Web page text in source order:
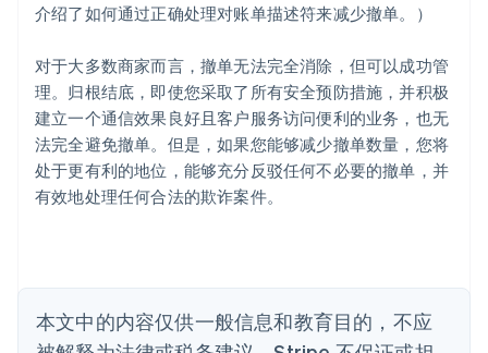
介绍了如何通过正确处理对账单描述符来减少撤单。）
对于大多数商家而言，撤单无法完全消除，但可以成功管
理。归根结底，即使您采取了所有安全预防措施，并积极
建立一个通信效果良好且客户服务访问便利的业务，也无
法完全避免撤单。但是，如果您能够减少撤单数量，您将
处于更有利的地位，能够充分反驳任何不必要的撤单，并
有效地处理任何合法的欺诈案件。
本文中的内容仅供一般信息和教育目的，不应
澳大利亚
巴西
PortuguêsEnglish
保加利亚
English
比利时
NederlandsFrançaisDeutsch English
波兰
English
法国